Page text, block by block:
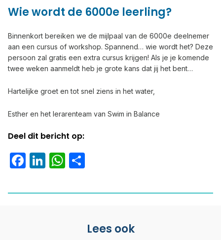
Wie wordt de 6000e leerling?
Binnenkort bereiken we de mijlpaal van de 6000e deelnemer
aan een cursus of workshop. Spannend… wie wordt het? Deze
persoon zal gratis een extra cursus krijgen! Als je je komende
twee weken aanmeldt heb je grote kans dat jij het bent…
Hartelijke groet en tot snel ziens in het water,
Esther en het lerarenteam van Swim in Balance
Deel dit bericht op:
Facebook
LinkedIn
WhatsApp
Lees ook